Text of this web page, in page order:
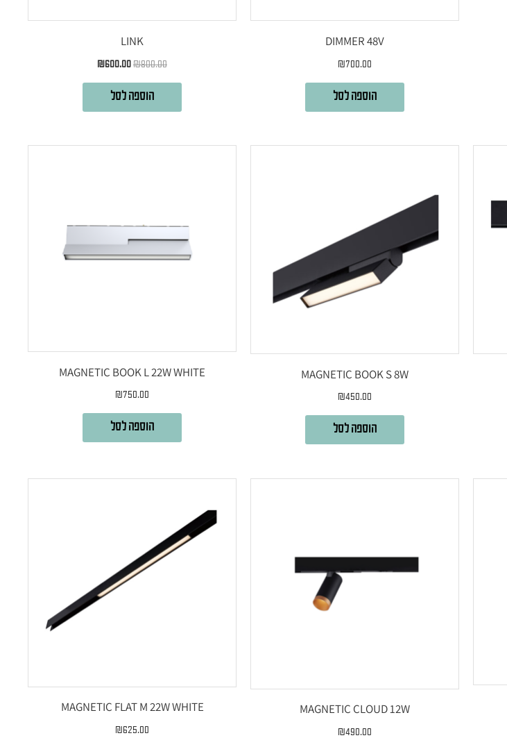
DIMMER 48V
₪700.00
הוספה לסל
LINK
₪800.00
₪600.00
הוספה לסל
MAGNETIC BOOK S 8W
₪450.00
הוספה לסל
MAGNETIC BOOK L 22W WHITE
₪750.00
הוספה לסל
MAGNETIC CLOUD 12W
₪490.00
MAGNETIC FLAT M 22W WHITE
₪625.00